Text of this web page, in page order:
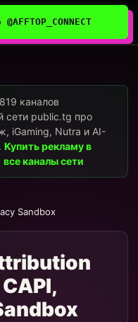
каналов
сети public.tg про
iGaming, Nutra и AI-
Купить рекламу в
все каналы сети
Sandbox